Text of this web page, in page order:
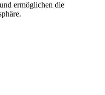
ermöglichen die